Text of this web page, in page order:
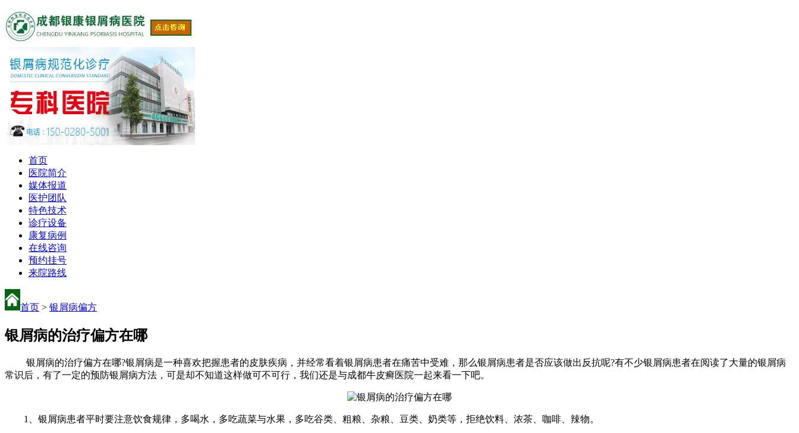
首页
医院简介
媒体报道
医护团队
特色技术
诊疗设备
康复病例
在线咨询
预约挂号
来院路线
首页 > 银屑病偏方
银屑病的治疗偏方在哪
银屑病的治疗偏方在哪?银屑病是一种喜欢把握患者的皮肤疾病，并经常看着银屑病患者在痛苦中受难，那么银屑病患者是否应该做出反抗呢?有不少银屑病患者在阅读了大量的银屑病
常识后，有了一定的预防银屑病方法，可是却不知道这样做可不可行，我们还是与成都牛皮癣医院一起来看一下吧。
1、银屑病患者平时要注意饮食规律，多喝水，多吃蔬菜与水果，多吃谷类、粗粮、杂粮、豆类、奶类等，拒绝饮料、浓茶、咖啡、辣物。